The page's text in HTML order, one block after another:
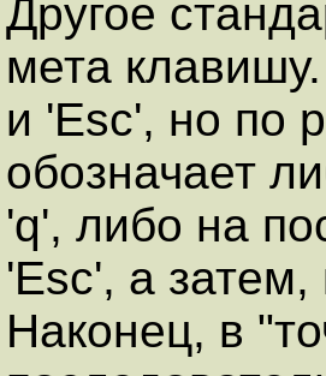
Другое
мета
и 'Esc', но по
обозначает
'q', либо на
'Esc', а затем,
Наконец, в